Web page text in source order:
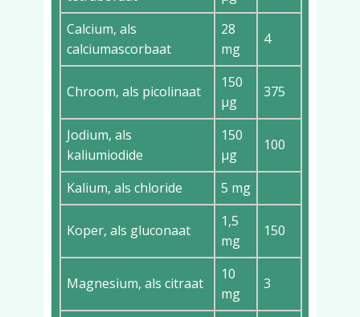
Calcium, als
calciumascorbaat
28
mg
4
Chroom, als picolinaat
150
µg
375
Jodium, als
kaliumiodide
150
µg
100
Kalium, als chloride 5 mg
Koper, als gluconaat
1,5
mg
150
Magnesium, als citraat
10
mg
3